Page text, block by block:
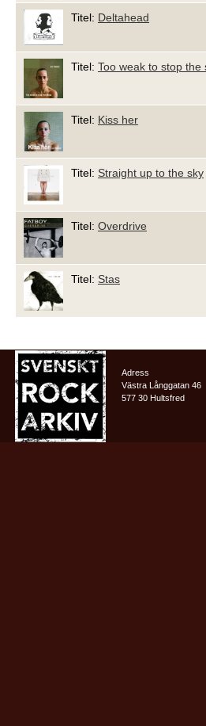
Titel: Deltahead
Titel: Too weak to stop the
Titel: Kiss her
Titel: Straight up to the sky
Titel: Overdrive
Titel: Stas
Adress
Västra Långgatan 46
577 30 Hultsfred